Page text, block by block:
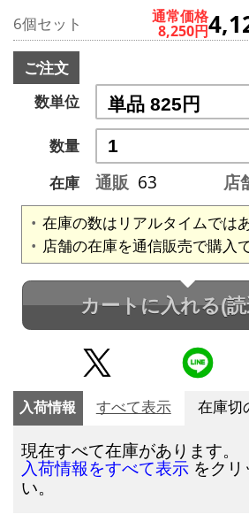
6個セット 通常価格
8,250円
ご注文
数単位
数量
在庫
通販 63 店
在庫の数はリアルタイムでは
店舗の在庫を通信販売で購入
カートに入れる(
入荷情報 すべて表示 在庫切
現在すべて在庫があります。
入荷情報をすべて表示 をクリ
い。